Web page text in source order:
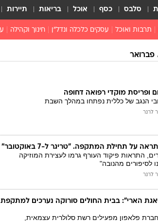
סלבס כסף אוכל בריאות תיירות
תרבות ואוכל עסקים כלכלה ונדל"ן חינוך וקהילה
פברואר
ופריסת מוקדי רפואה דחופה
הנגב של כללית נפתחו במהלך השבת
לרנר
על תחילת המתקפה. "טריגר ל-7 באוקטובר"
התראות פיקוד העורף גרמו לעצירת המוזיקה
לסיפורים מהנובה"
לרנר
הארי": בבית החולים סורוקה נערכים למתקפת
פלאפון מפעילים רשת סלולרית עצמאית,